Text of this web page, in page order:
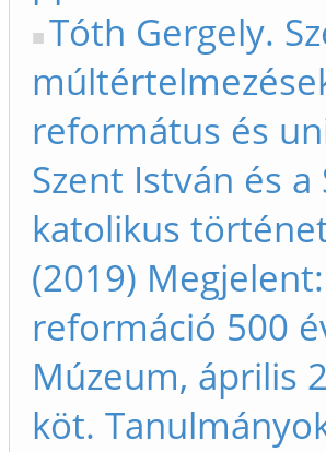
Tóth Gergely.
református és
Szent István és
katolikus
(2019)
reformáció 500
Múzeum, április
köt.